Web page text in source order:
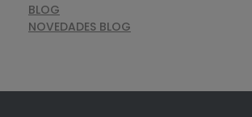
BLOG
NOVEDADES BLOG